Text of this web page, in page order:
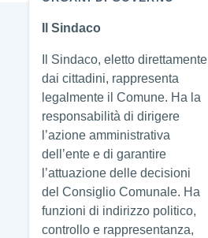
Amministrazione
Il Sindaco
Il Sindaco, eletto direttamente
dai cittadini, rappresenta
legalmente il Comune. Ha la
responsabilità di dirigere
l’azione amministrativa
dell’ente e di garantire
l’attuazione delle decisioni
del Consiglio Comunale. Ha
funzioni di indirizzo politico,
controllo e rappresentanza,